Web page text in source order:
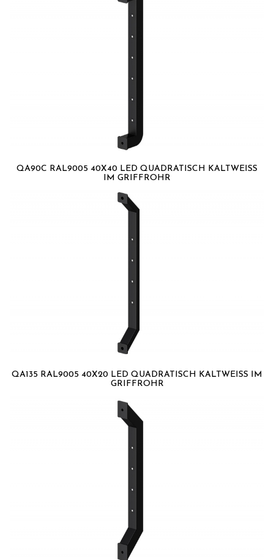
QA90C RAL9005 40X40 LED QUADRATISCH KALTWEISS I
M GRIFFROHR
QA135 RAL9005 40X20 LED QUADRATISCH KALTWEISS IM G
RIFFROHR